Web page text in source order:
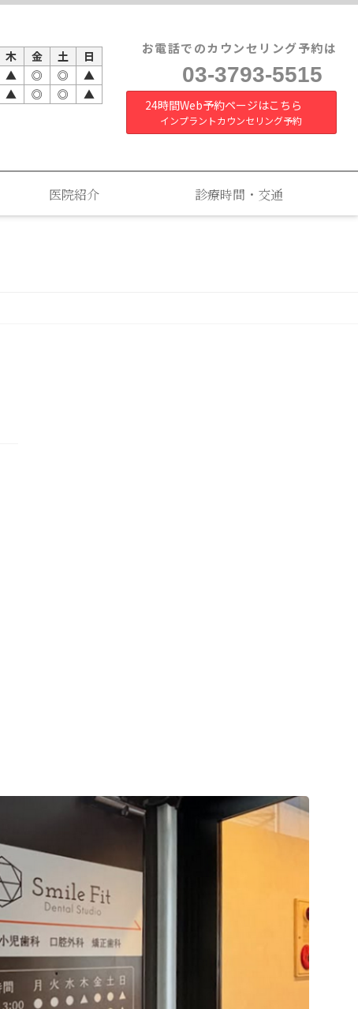
木 金 土
日
▲ ◎ ◎
▲
▲ ◎ ◎ ▲
お電話でのカウンセリング予約は
03-3793-5515
24時間Web予約ページはこちら
インプラントカウンセリング予約
医院紹介 診療時間・交通